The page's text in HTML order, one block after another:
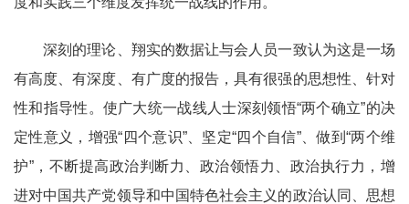
深刻的理论、翔实的数据让与会人员一致认为这是一场
有高度、有深度、有广度的报告，具有很强的思想性、针对
性和指导性。使广大统一战线人士深刻领悟“两个确立”的决
定性意义，增强“四个意识”、坚定“四个自信”、做到“两个维
护”，不断提高政治判断力、政治领悟力、政治执行力，增
进对中国共产党领导和中国特色社会主义的政治认同、思想